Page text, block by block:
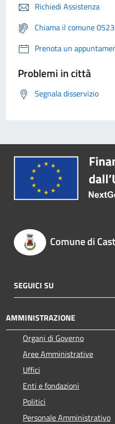
Richiedi Assistenza
Chiama il comune
Prenota un
Problemi in città
Segnala disservizio
Comune di
SEGUICI SU
AMMINISTRAZIONE
Organi di Governo
Aree Amministrative
Uffici
Enti e fondazioni
Politici
Personale Amministrativo